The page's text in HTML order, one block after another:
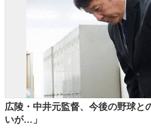
広陵・中井元監督、今後の野球と
いが…」